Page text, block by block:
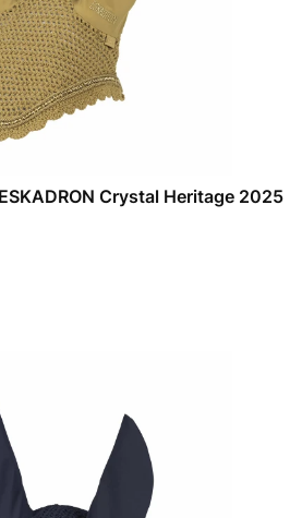
Crystal Heritage 2025